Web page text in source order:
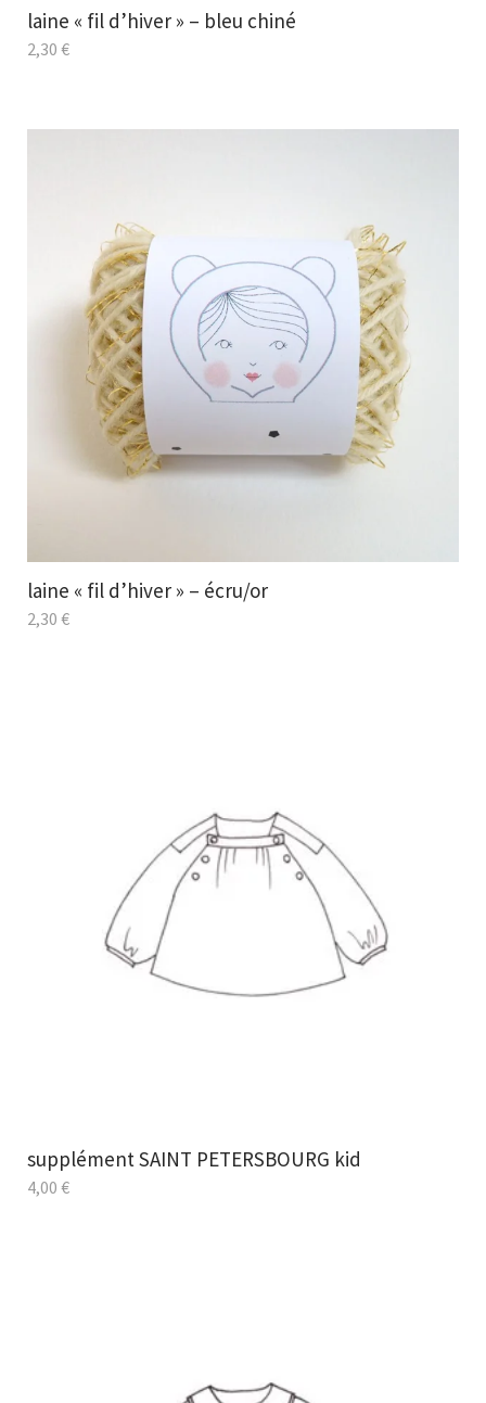
laine « fil d’hiver » – bleu chiné
2,30 €
laine « fil d’hiver » – écru/or
2,30 €
supplément SAINT PETERSBOURG kid
4,00 €